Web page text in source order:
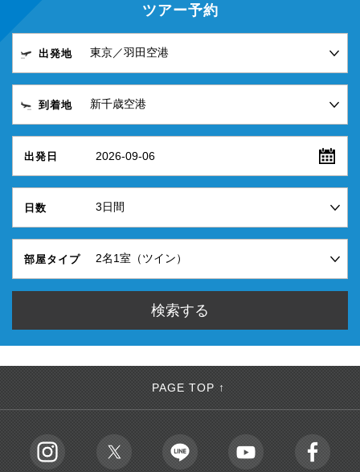
ツアー予約
出発地
到着地
出発日 2026-09-06
日数
部屋タイプ
PAGE TOP ↑